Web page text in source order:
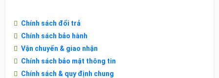
Chính sách đổi trả
Chính sách bảo hành
Vận chuyển & giao nhận
Chính sách bảo mật thông tin
Chính sách & quy định chung